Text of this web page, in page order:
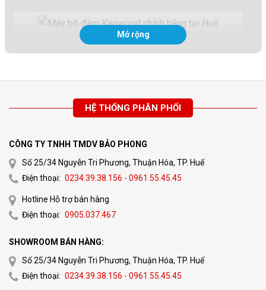
Máy bộ đàm Kenwood chính hãng tại Huế
Kenwood TK2212, Kenwood TK3107, Kenwood TK-2000,
Kenwood TK3000…
Phân loại máy bộ đàm Kenwood
Các model máy bộ đàm Kenwood hiện nay hầu hết đều sử
Máy bộ đàm Kenwood VHF: Dải tần VHF sẽ có tần số
thường được dùng ở môi trường thoáng, ít vật cản như
là ngoại ô, trên cảng biển, hàng không,… Những sản
Mở rộng
HỆ THỐNG PHÂN PHỐI
CÔNG TY TNHH TMDV BẢO PHONG
Số 25/34 Nguyễn Tri Phương, Thuận Hóa, TP. Huế
Điện thoại: 0234.39.38.156 - 0961.55.45.45
Hotline Hỗ trợ bán hàng
Điện thoại: 0905.037.467
SHOWROOM BÁN HÀNG:
Số 25/34 Nguyễn Tri Phương, Thuận Hóa, TP. Huế
Điện thoại: 0234.39.38.156 - 0961.55.45.45